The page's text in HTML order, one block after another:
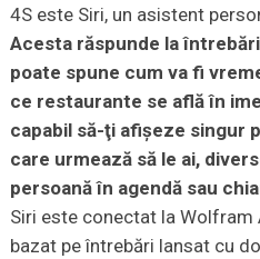
4S este Siri, un asistent
Acesta răspunde la
poate spune cum va fi
ce restaurante se află în
capabil să-ţi afişeze singur
care urmează să le ai,
persoană în agendă sau
Siri este conectat la Wolfram
bazat pe întrebări lansat cu